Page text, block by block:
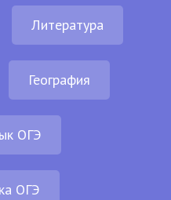
Литература
География
ОГЭ
ОГЭ